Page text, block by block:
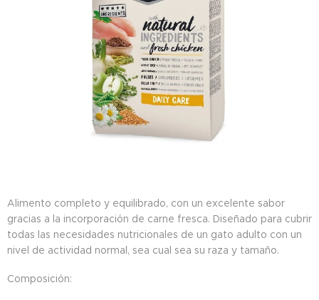
Alimento completo y equilibrado, con un excelente sabor
gracias a la incorporación de carne fresca. Diseñado para cubrir
todas las necesidades nutricionales de un gato adulto con un
nivel de actividad normal, sea cual sea su raza y tamaño.
Composición: